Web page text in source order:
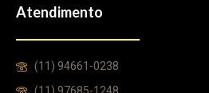
Atendimento
(11) 94661-0238